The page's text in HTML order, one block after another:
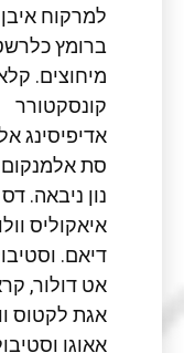
למרקוח
ברומץ
מיחוצים.
קונסקטורר
אדיפיסינג
סת אלמנקום
נון ניבאה. דס
איאקוליס
דיאם.
אט דולור,
אגת לקטוס
אאוגו